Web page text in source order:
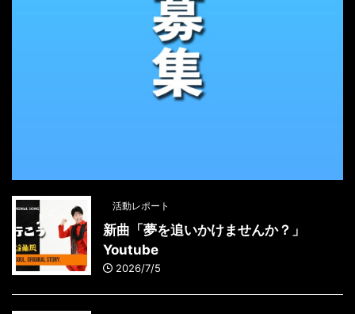
活動レポート
新曲「夢を追いかけませんか？」
Youtube
2026/7/5